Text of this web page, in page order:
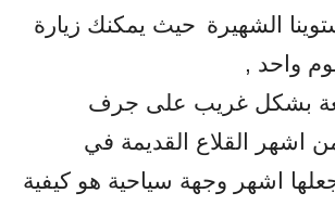
الشهيرة حيث يمكنك زيارة
واحد ,
بشكل غريب على جرف
اشهر القلاع القديمة في
اشهر وجهة سياحية هو كيفية